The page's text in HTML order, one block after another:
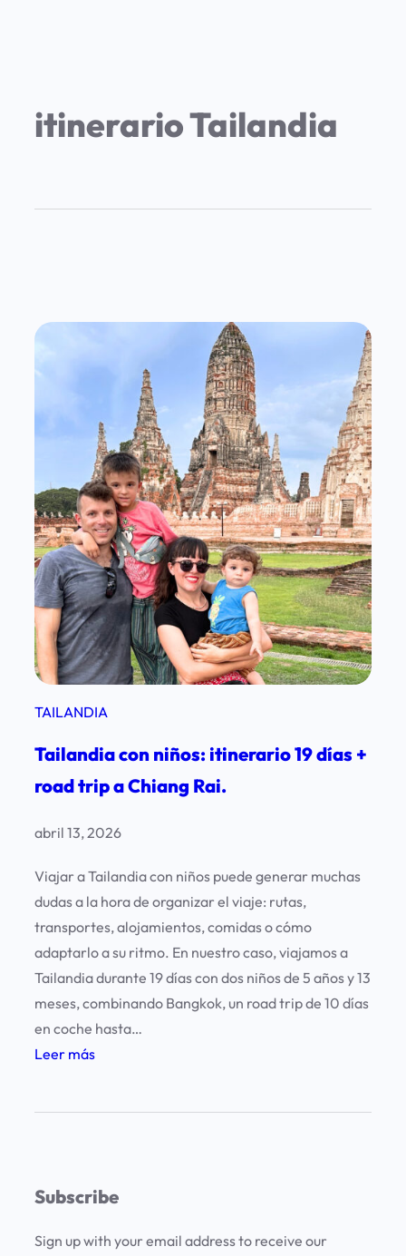
itinerario Tailandia
TAILANDIA
Tailandia con niños: itinerario 19 días +
road trip a Chiang Rai.
abril 13, 2026
Viajar a Tailandia con niños puede generar muchas
dudas a la hora de organizar el viaje: rutas,
transportes, alojamientos, comidas o cómo
adaptarlo a su ritmo. En nuestro caso, viajamos a
Tailandia durante 19 días con dos niños de 5 años y 13
meses, combinando Bangkok, un road trip de 10 días
en coche hasta…
Leer más:
n
Subscribe
Sign up with your email address to receive our